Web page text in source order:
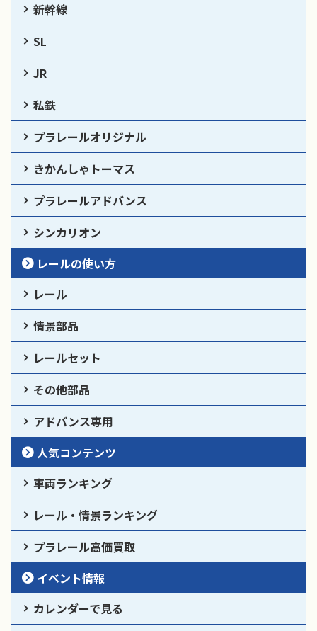
新幹線
SL
JR
私鉄
プラレールオリジナル
きかんしゃトーマス
プラレールアドバンス
シンカリオン
レールの使い方
レール
情景部品
レールセット
その他部品
アドバンス専用
人気コンテンツ
車両ランキング
レール・情景ランキング
プラレール高価買取
イベント情報
カレンダーで見る